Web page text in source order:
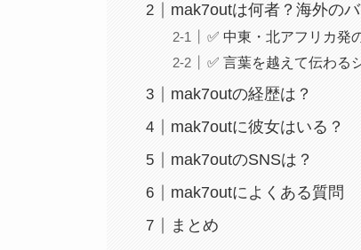
mak7outは何者？海外の
✅ 中東・北アフリカ発
✅ 言葉を越えて伝わる
mak7outの経歴は？
mak7outに彼女はいる？
mak7outのSNSは？
mak7outによくある質問
まとめ